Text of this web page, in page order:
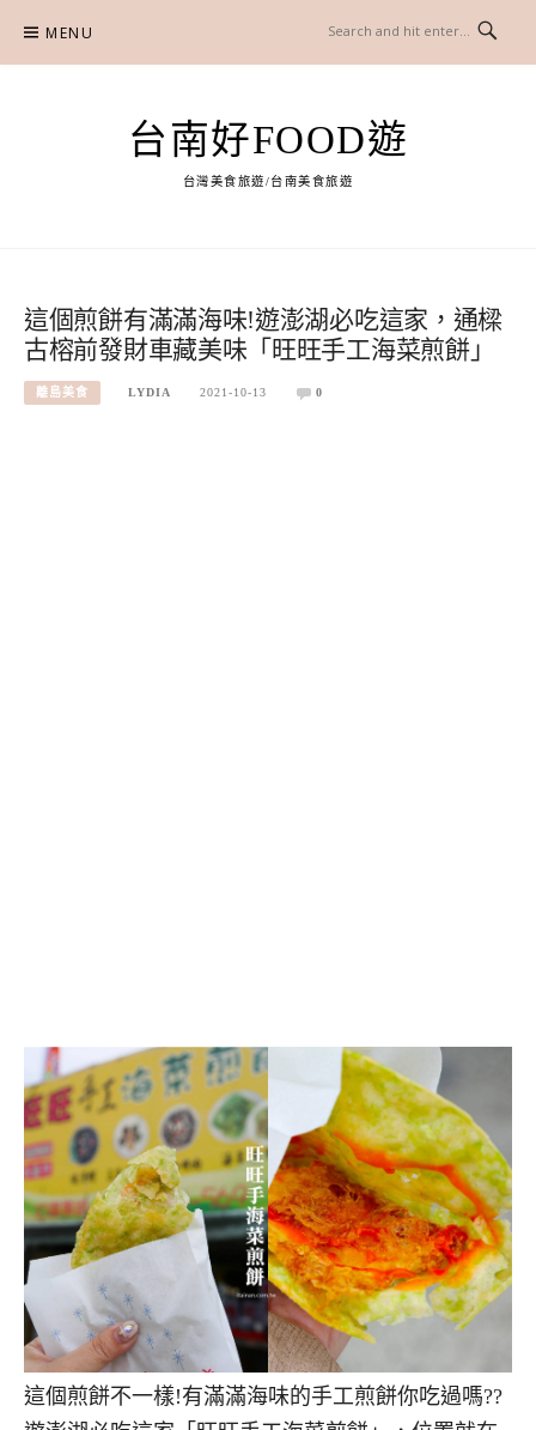
content
MENU
台南好FOOD遊
台灣美食旅遊/台南美食旅遊
這個煎餅有滿滿海味!遊澎湖必吃這家，通樑
古榕前發財車藏美味「旺旺手工海菜煎餅」
離島美食 LYDIA 2021-10-13 0
這個煎餅不一樣!有滿滿海味的手工煎餅你吃過嗎??